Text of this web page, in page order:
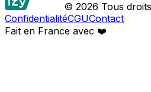
© 2026 Tous
ConfidentialitéCGUContact
Fait en France avec ❤️